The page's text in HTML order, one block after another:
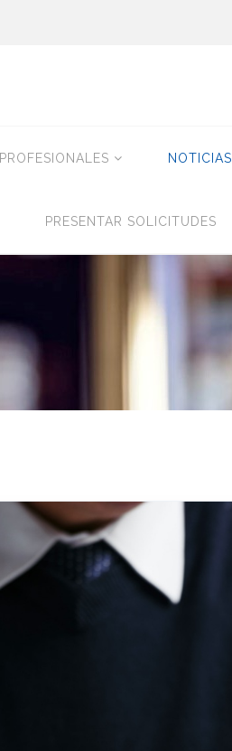
PROFESIONALES NOTICIAS
PRESENTAR SOLICITUDES